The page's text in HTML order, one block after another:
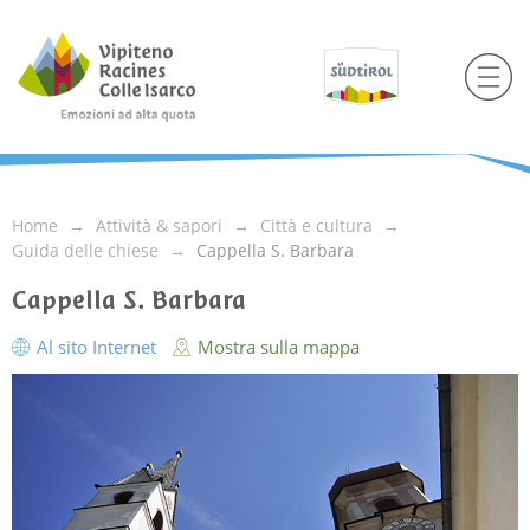
Home Attività & sapori
Città e cultura
Guida delle chiese
Cappella S. Barbara
Cappella S. Barbara
Al sito Internet Mostra sulla mappa